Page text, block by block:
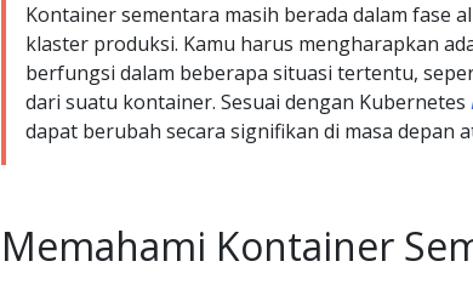
Kontainer sementara masih berada dalam fase
klaster produksi. Kamu harus mengharapkan
berfungsi dalam beberapa situasi tertentu,
dari suatu kontainer. Sesuai dengan Kubernetes
dapat berubah secara signifikan di masa depan
Memahami Kontainer